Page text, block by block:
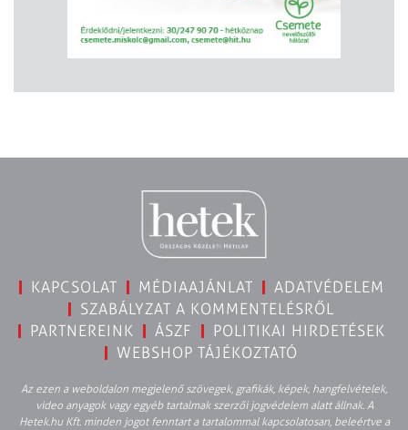
KAPCSOLAT MÉDIAAJÁNLAT
ADATVÉDELEM
SZABÁLYZAT A KOMMENTELÉSRŐL
PARTNEREINK
ÁSZF
POLITIKAI HIRDETÉSEK
WEBSHOP TÁJÉKOZTATÓ
Az ezen a weboldalon megjelenő szövegek, grafikák, képek, hangfelvételek,
video anyagok vagy egyéb tartalmak szerzői jogvédelem alatt állnak. A
Hetek.hu Kft. minden jogot fenntart a tartalommal kapcsolatosan, beleértve a